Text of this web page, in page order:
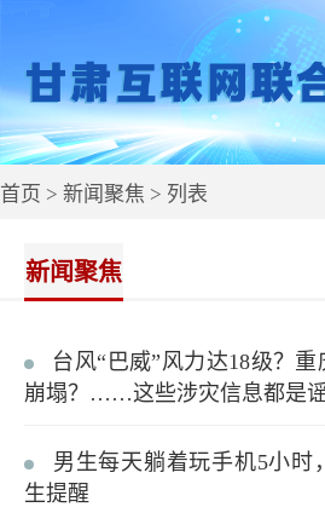
首页 > 新闻聚焦 > 列表
新闻聚焦
台风“巴威”风力达18级？
崩塌？……这些涉灾信息都是
男生每天躺着玩手机5小时
生提醒